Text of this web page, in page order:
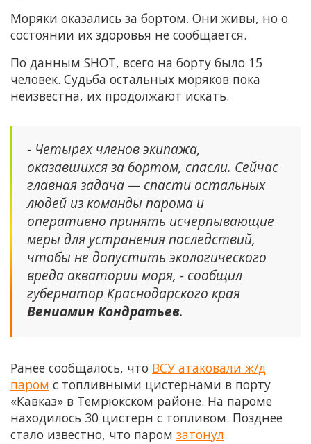
Моряки оказались за бортом. Они живы, но о
состоянии их здоровья не сообщается.
По данным SHOT, всего на борту было 15
человек. Судьба остальных моряков пока
неизвестна, их продолжают искать.
- Четырех членов экипажа,
оказавшихся за бортом, спасли. Сейчас
главная задача — спасти остальных
людей из команды парома и
оперативно принять исчерпывающие
меры для устранения последствий,
чтобы не допустить экологического
вреда акватории моря, - сообщил
губернатор Краснодарского края
Вениамин Кондратьев.
Ранее сообщалось, что ВСУ атаковали ж/д
паром с топливными цистернами в порту
«Кавказ» в Темрюкском районе. На пароме
находилось 30 цистерн с топливом. Позднее
стало известно, что паром затонул.